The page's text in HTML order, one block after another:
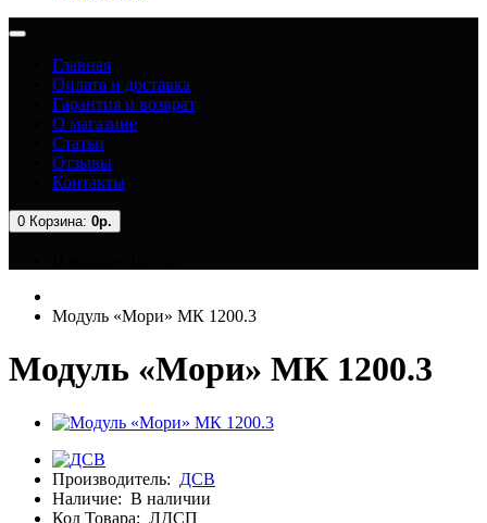
Главная
Оплата и доставка
Гарантия и возврат
О магазине
Статьи
Отзывы
Контакты
0 Корзина: 0р.
Модуль «Мори» МК 1200.3
Модуль «Мори» МК 1200.3
Производитель: ДСВ
Наличие: В наличии
Код Товара: ЛДСП